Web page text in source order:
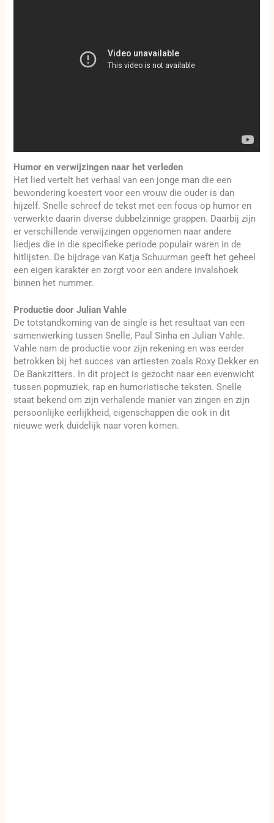
Humor en verwijzingen naar het verleden
Het lied vertelt het verhaal van een jonge man die een
bewondering koestert voor een vrouw die ouder is dan
hijzelf. Snelle schreef de tekst met een focus op humor en
verwerkte daarin diverse dubbelzinnige grappen. Daarbij zijn
er verschillende verwijzingen opgenomen naar andere
liedjes die in die specifieke periode populair waren in de
hitlijsten. De bijdrage van Katja Schuurman geeft het geheel
een eigen karakter en zorgt voor een andere invalshoek
binnen het nummer.
Productie door Julian Vahle
De totstandkoming van de single is het resultaat van een
samenwerking tussen Snelle, Paul Sinha en Julian Vahle.
Vahle nam de productie voor zijn rekening en was eerder
betrokken bij het succes van artiesten zoals Roxy Dekker en
De Bankzitters. In dit project is gezocht naar een evenwicht
tussen popmuziek, rap en humoristische teksten. Snelle
staat bekend om zijn verhalende manier van zingen en zijn
persoonlijke eerlijkheid, eigenschappen die ook in dit
nieuwe werk duidelijk naar voren komen.